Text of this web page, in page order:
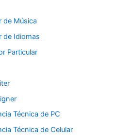
de Música
de Idiomas
Particular
Técnica de PC
Técnica de Celular